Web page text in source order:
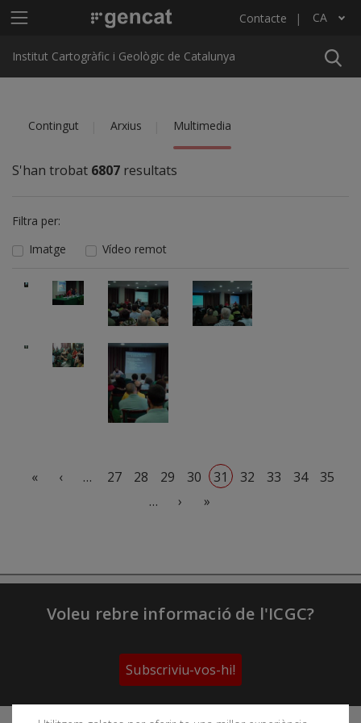
Menú principal ICGC Contacte CA
Llista les accions addicionals
Institut Cartogràfic i Geològic de Catalunya
Contingut Arxius Multimedia
S'han trobat 6807 resultats
Filtra per:
Imatge
Vídeo remot
ImatgeImatge Imatge Imatge
ImatgeImatge Imatge
« ‹ … 27 28 29 30 31 32 33 34
35
…
›
Pàgina següent
»
Última pàgina
Voleu rebre informació de l'ICGC?
Subscriviu-vos-hi!